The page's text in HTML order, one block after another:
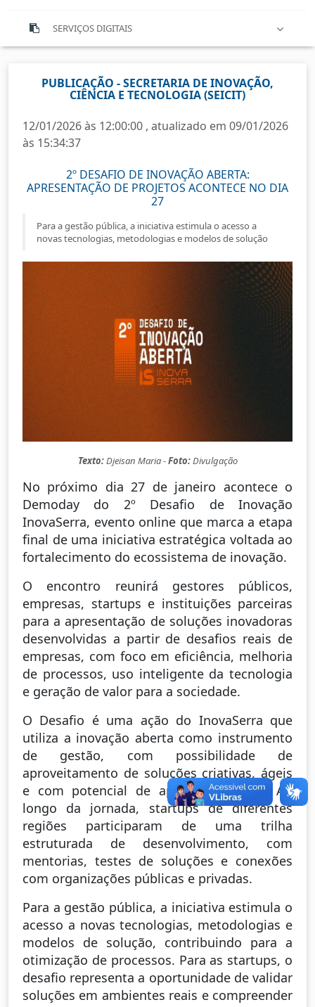
SERVIÇOS DIGITAIS
PUBLICAÇÃO - SECRETARIA DE INOVAÇÃO,
CIÊNCIA E TECNOLOGIA (SEICIT)
12/01/2026 às 12:00:00 , atualizado em 09/01/2026
às 15:34:37
2º DESAFIO DE INOVAÇÃO ABERTA:
APRESENTAÇÃO DE PROJETOS ACONTECE NO DIA
27
Para a gestão pública, a iniciativa estimula o acesso a
novas tecnologias, metodologias e modelos de solução
Texto:Djeisan Maria -Foto:Divulgação
No próximo dia 27 de janeiro acontece o
Demoday do 2º Desafio de Inovação
InovaSerra, evento online que marca a etapa
final de uma iniciativa estratégica voltada ao
fortalecimento do ecossistema de inovação.
O encontro reunirá gestores públicos,
empresas, startups e instituições parceiras
para a apresentação de soluções inovadoras
desenvolvidas a partir de desafios reais de
empresas, com foco em eficiência, melhoria
de processos, uso inteligente da tecnologia
e geração de valor para a sociedade.
O Desafio é uma ação do InovaSerra que
utiliza a inovação aberta como instrumento
de gestão, com possibilidade de
aproveitamento de soluções criativas, ágeis
e com potencial de aplicação prática. Ao
longo da jornada, startups de diferentes
regiões participaram de uma trilha
estruturada de desenvolvimento, com
mentorias, testes de soluções e conexões
com organizações públicas e privadas.
Para a gestão pública, a iniciativa estimula o
acesso a novas tecnologias, metodologias e
modelos de solução, contribuindo para a
otimização de processos. Para as startups, o
desafio representa a oportunidade de validar
soluções em ambientes reais e compreender